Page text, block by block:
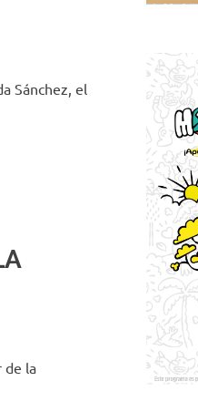
Sánchez, el
de la